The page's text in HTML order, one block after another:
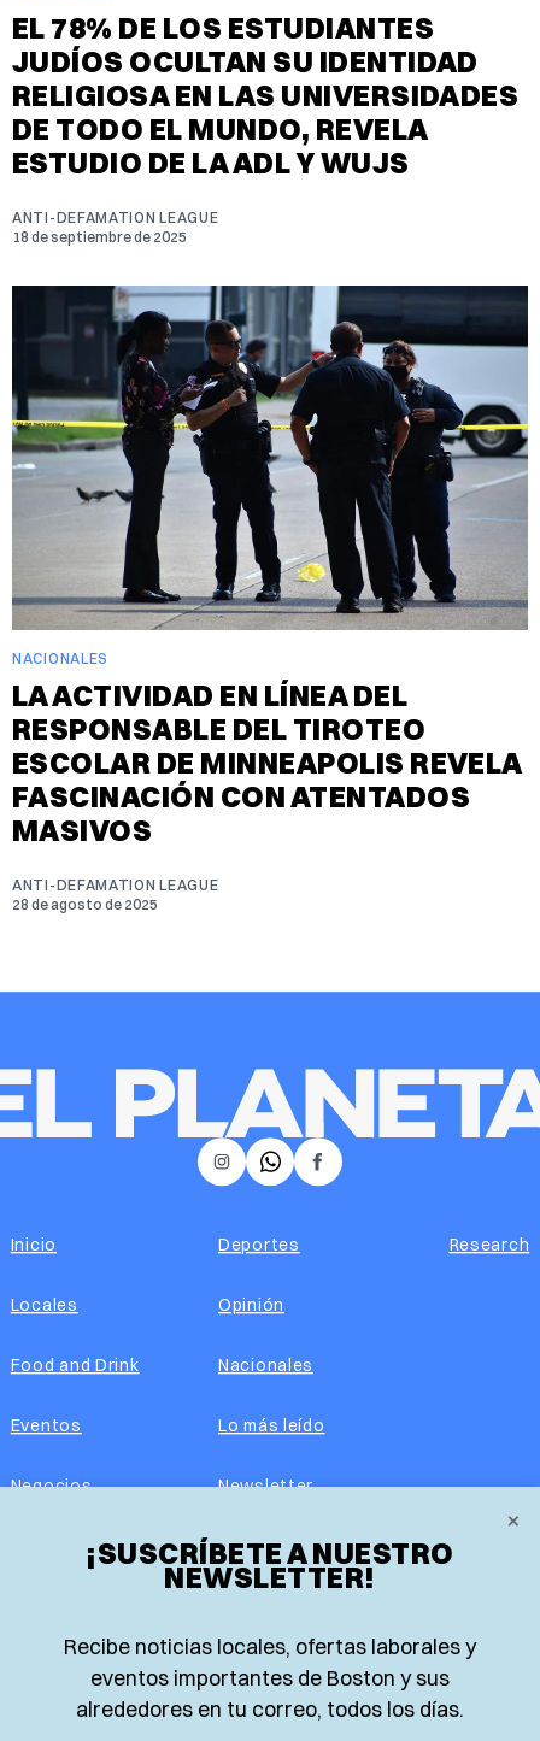
EL 78% DE LOS ESTUDIANTES
JUDÍOS OCULTAN SU IDENTIDAD
RELIGIOSA EN LAS UNIVERSIDADES
DE TODO EL MUNDO, REVELA
ESTUDIO DE LA ADL Y WUJS
ANTI-DEFAMATION LEAGUE
18 de septiembre de 2025
NACIONALES
LA ACTIVIDAD EN LÍNEA DEL
RESPONSABLE DEL TIROTEO
ESCOLAR DE MINNEAPOLIS REVELA
FASCINACIÓN CON ATENTADOS
MASIVOS
ANTI-DEFAMATION LEAGUE
28 de agosto de 2025
×
¡SUSCRÍBETE A NUESTRO
NEWSLETTER!
Recibe noticias locales, ofertas laborales y
eventos importantes de Boston y sus
alrededores en tu correo, todos los días.
𝕏 Facebook
Instagram
Inicio
Locales
Food and Drink
Eventos
Negocios
Real Estate
Guía de Recursos
Deportes
Opinión
Nacionales
Lo más leído
Newsletter
Edición impresa
Advertise with us
Research